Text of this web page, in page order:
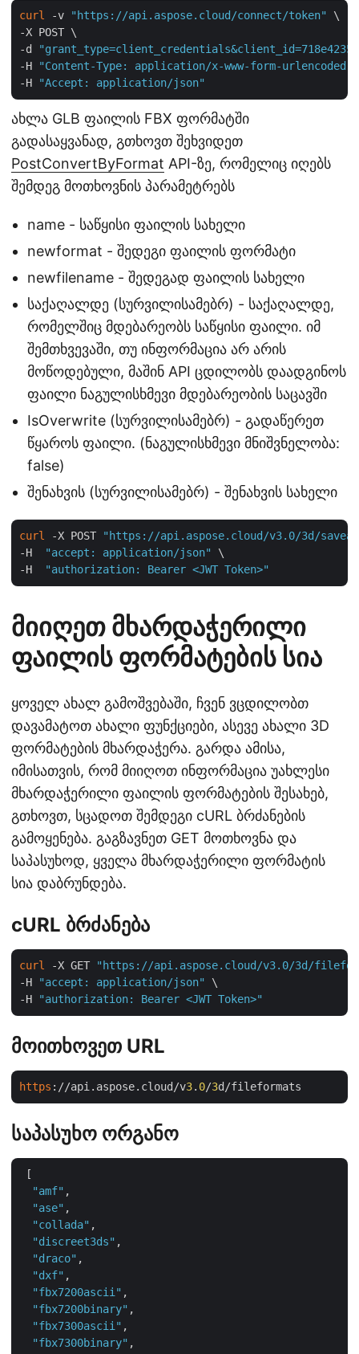
curl -v "https://api.aspose.cloud/connect/token"
\
-X POST \
-d
"grant_type=client_credentials&client_id=718e4235-
-H
"Content-Type: application/x-www-form-urlencoded"
-H
"Accept: application/json"
ახლა GLB ფაილის FBX ფორმატში
გადასაყვანად, გთხოვთ შეხვიდეთ
PostConvertByFormat API-ზე, რომელიც იღებს
შემდეგ მოთხოვნის პარამეტრებს
name - საწყისი ფაილის სახელი
newformat - შედეგი ფაილის ფორმატი
newfilename - შედეგად ფაილის სახელი
საქაღალდე (სურვილისამებრ) - საქაღალდე,
რომელშიც მდებარეობს საწყისი ფაილი. იმ
შემთხვევაში, თუ ინფორმაცია არ არის
მოწოდებული, მაშინ API ცდილობს დაადგინოს
ფაილი ნაგულისხმევი მდებარეობის საცავში
IsOverwrite (სურვილისამებრ) - გადაწერეთ
წყაროს ფაილი. (ნაგულისხმევი მნიშვნელობა:
false)
შენახვის (სურვილისამებრ) - შენახვის სახელი
curl -X POST
"https://api.aspose.cloud/v3.0/3d/saveas/
-H
"accept: application/json"
\
-H
"authorization: Bearer <JWT Token>"
მიიღეთ მხარდაჭერილი
ფაილის ფორმატების სია
ყოველ ახალ გამოშვებაში, ჩვენ ვცდილობთ
დავამატოთ ახალი ფუნქციები, ასევე ახალი 3D
ფორმატების მხარდაჭერა. გარდა ამისა,
იმისათვის, რომ მიიღოთ ინფორმაცია უახლესი
მხარდაჭერილი ფაილის ფორმატების შესახებ,
გთხოვთ, სცადოთ შემდეგი cURL ბრძანების
გამოყენება. გაგზავნეთ GET მოთხოვნა და
საპასუხოდ, ყველა მხარდაჭერილი ფორმატის
სია დაბრუნდება.
cURL ბრძანება
curl -X GET
"https://api.aspose.cloud/v3.0/3d/
-H
"accept: application/json"
\
-H
"authorization: Bearer <JWT Token>"
მოითხოვეთ URL
https ://api.aspose.cloud/v3. 0/3
საპასუხო ორგანო
[
"amf" ,
"ase" ,
"collada" ,
"discreet3ds" ,
"draco" ,
"dxf" ,
"fbx7200ascii" ,
"fbx7200binary" ,
"fbx7300ascii" ,
"fbx7300binary" ,